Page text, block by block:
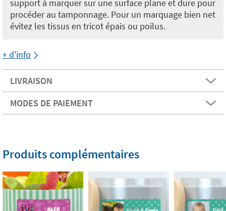
support à marquer sur une surface plane et dure pour
procéder au tamponnage. Pour un marquage bien net
évitez les tissus en tricot épais ou poilus.
+ d'info
LIVRAISON
MODES DE PAIEMENT
Produits complémentaires